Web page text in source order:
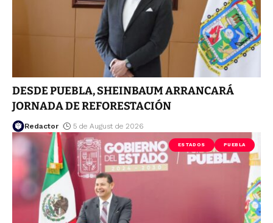
DESDE PUEBLA, SHEINBAUM ARRANCARÁ
JORNADA DE REFORESTACIÓN
Redactor 5 de August de 2026
ESTADOS PUEBLA